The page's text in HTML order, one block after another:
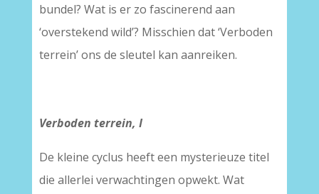
bundel? Wat is er zo fascinerend aan
‘overstekend wild’? Misschien dat ‘Verboden
terrein’ ons de sleutel kan aanreiken.
Verboden terrein, I
De kleine cyclus heeft een mysterieuze titel
die allerlei verwachtingen opwekt. Wat